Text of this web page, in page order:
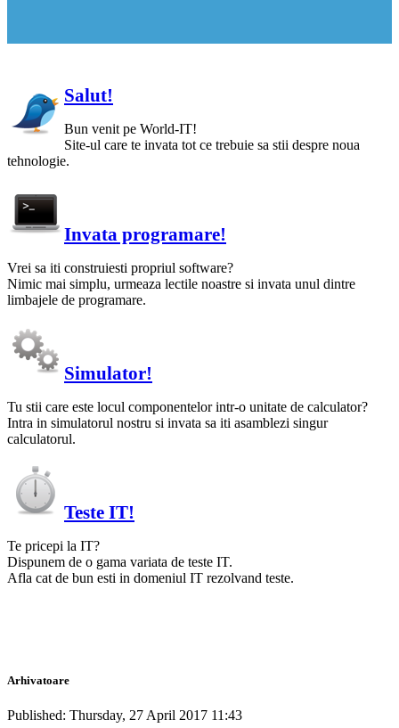
Salut!
Bun venit pe World-IT!
Site-ul care te invata tot ce trebuie sa stii despre noua
tehnologie.
Invata programare!
Vrei sa iti construiesti propriul software?
Nimic mai simplu, urmeaza lectile noastre si invata unul dintre
limbajele de programare.
Simulator!
Tu stii care este locul componentelor intr-o unitate de calculator?
Intra in simulatorul nostru si invata sa iti asamblezi singur
calculatorul.
Teste IT!
Te pricepi la IT?
Dispunem de o gama variata de teste IT.
Afla cat de bun esti in domeniul IT rezolvand teste.
Arhivatoare
Published: Thursday, 27 April 2017 11:43